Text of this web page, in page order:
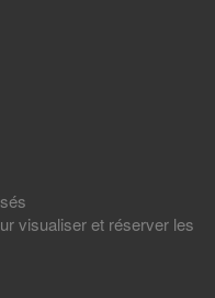
visualiser et réserver les